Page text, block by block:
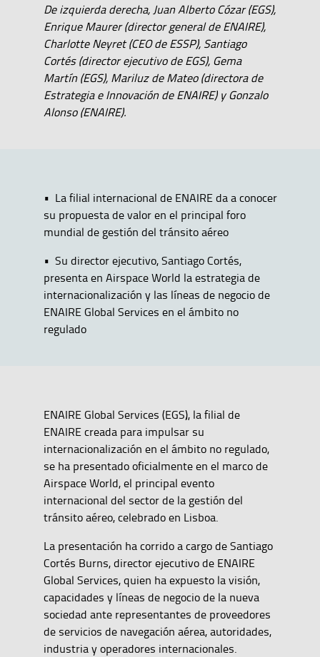
De izquierda derecha, Juan Alberto Cózar (EGS),
Enrique Maurer (director general de ENAIRE),
Charlotte Neyret (CEO de ESSP), Santiago
Cortés (director ejecutivo de EGS), Gema
Martín (EGS), Mariluz de Mateo (directora de
Estrategia e Innovación de ENAIRE) y Gonzalo
Alonso (ENAIRE).
• La filial internacional de ENAIRE da a conocer
su propuesta de valor en el principal foro
mundial de gestión del tránsito aéreo
• Su director ejecutivo, Santiago Cortés,
presenta en Airspace World la estrategia de
internacionalización y las líneas de negocio de
ENAIRE Global Services en el ámbito no
regulado
ENAIRE Global Services (EGS), la filial de
ENAIRE creada para impulsar su
internacionalización en el ámbito no regulado,
se ha presentado oficialmente en el marco de
Airspace World, el principal evento
internacional del sector de la gestión del
tránsito aéreo, celebrado en Lisboa.
La presentación ha corrido a cargo de Santiago
Cortés Burns, director ejecutivo de ENAIRE
Global Services, quien ha expuesto la visión,
capacidades y líneas de negocio de la nueva
sociedad ante representantes de proveedores
de servicios de navegación aérea, autoridades,
industria y operadores internacionales.